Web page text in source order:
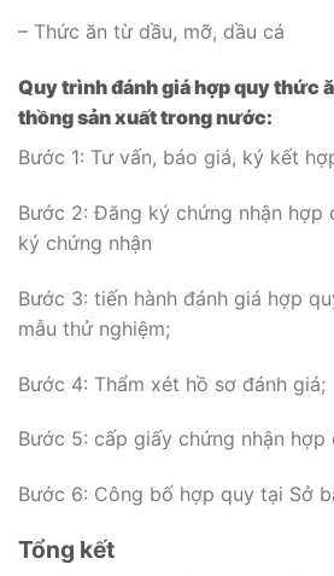
– Thức ăn từ dầu, mỡ, dầu cá
Quytrình đánh giá hợp quy thức
thồng sản xuất trong nước:
Bước 1: Tư vấn, báo giá, ký kết
Bước 2: Đăng ký chứng nhận hợp
ký chứng nhận
Bước 3: tiến hành đánh giá hợp
mẫu thử nghiệm;
Bước 4: Thẩm xét hồ sơ đánh giá;
Bước 5: cấp giấy chứng nhận hợp
Bước 6: Công bố hợp quy tại Sở
Tổng kết